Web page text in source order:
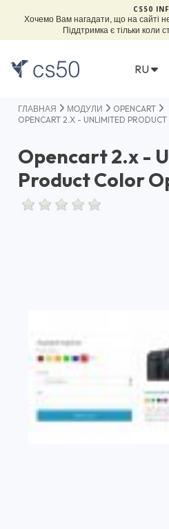
CS50
Хочемо Вам нагадати, що на сайті
Піддтримка є тільки коли
RU
ГЛАВНАЯ МОДУЛИ
OPENCART
OPENCART 2.X - UNLIMITED
Opencart 2.x -
Product Color